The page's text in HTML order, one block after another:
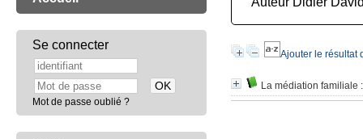
Ajouter le résultat
La médiation familiale
Se connecter
Mot de passe oublié ?